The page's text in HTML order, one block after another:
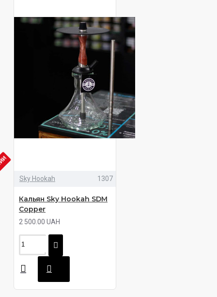
Sky Hookah 1307
Кальян Sky Hookah SDM
Copper
2 500.00 UAH